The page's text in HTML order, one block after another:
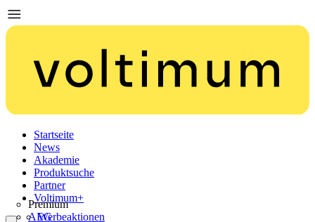
Startseite
News
Akademie
Produktsuche
Partner
Premium
AEG
Voltimum+
Werbeaktionen